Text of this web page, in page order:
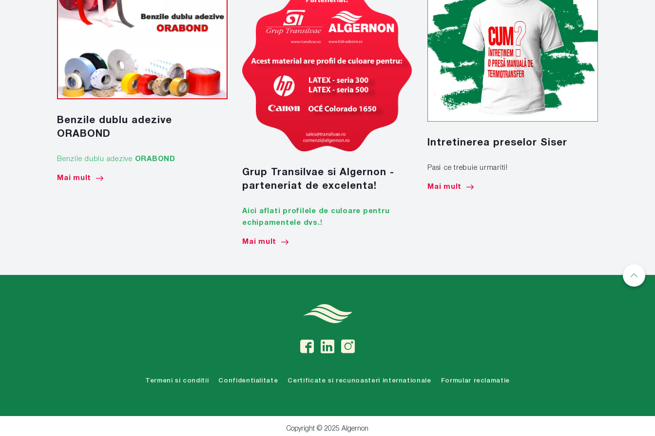
Benzile dublu adezive
ORABOND
Benzile dublu adezive ORABOND
Mai mult
Grup Transilvae si Algernon -
parteneriat de excelenta!
Aici aflati profilele de culoare pentru
echipamentele dvs.!
Mai mult
Intretinerea preselor Siser
Pasi ce trebuie urmariti!
Mai mult
Termeni si conditii Confidentialitate Certificate si recunoasteri internationale Formular reclamatie
Copyright © 2025 Algernon